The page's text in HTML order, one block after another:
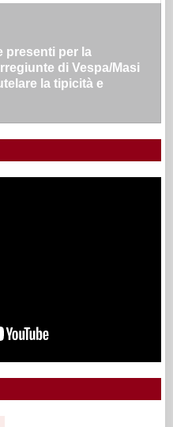
presenti per la
di Vespa/Masi
la tipicità e